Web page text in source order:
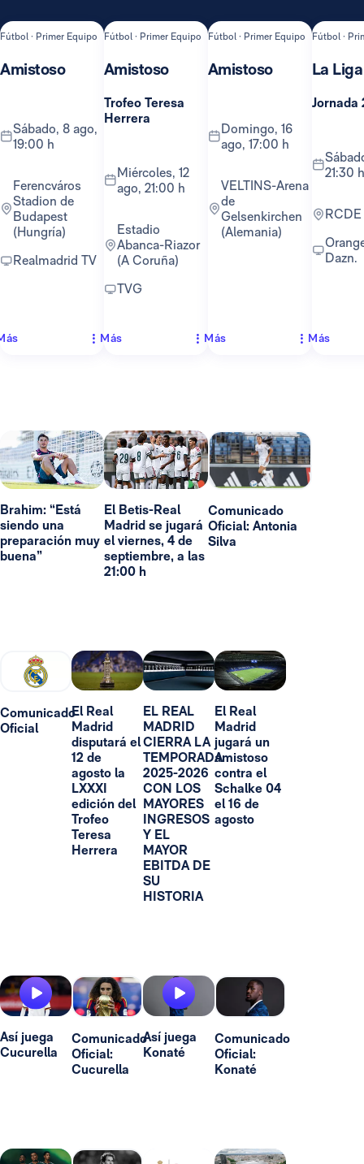
Fútbol · Primer Equipo
Amistoso
sábado, 8 ago,
19:00 h
Ferencváros
Stadion de
Budapest
(Hungría)
Realmadrid TV
Fútbol · Primer Equipo
Amistoso
Trofeo Teresa
Herrera
miércoles, 12
ago, 21:00 h
Estadio
Abanca-Riazor
(A Coruña)
TVG
Más
Fútbol · Primer Equipo
Amistoso
domingo, 16
ago, 17:00 h
VELTINS-Arena
de
Gelsenkirchen
(Alemania)
Más
Fútbol ·
La Liga
Jornada
sábado, 22 ago,
21:30 h
Orange TV y
Dazn.
Más
Brahim: “Está
siendo una
preparación muy
buena”
El Betis-Real
Madrid se jugará
el viernes, 4 de
septiembre, a las
21:00 h
Comunicado
Oficial: Antonia
Silva
Comunicado
Oficial
El Real
Madrid
disputará el
12 de
agosto la
LXXXI
edición del
Trofeo
Teresa
Herrera
EL REAL
MADRID
CIERRA LA
TEMPORADA
2025-2026
CON LOS
MAYORES
INGRESOS
Y EL
MAYOR
EBITDA DE
SU
HISTORIA
El Real
Madrid
jugará un
amistoso
contra el
Schalke 04
el 16 de
agosto
Así juega
Cucurella
Comunicado
Oficial:
Cucurella
Así juega
Konaté
Comunicado
Oficial:
Konaté